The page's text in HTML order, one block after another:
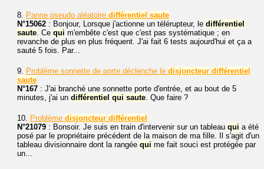
8. Panne pseudo aléatoire différentiel saute
N°15062 : Bonjour, Lorsque j'actionne un télérupteur, le différentiel
saute. Ce qui m'embête c'est que c'est pas systématique ; en
revanche de plus en plus fréquent. J'ai fait 6 tests aujourd'hui et ça a
sauté 5 fois. Par...
9. Problème sonnette de porte déclenche le disjoncteur différentiel
saute
N°167 : J'ai branché une sonnette porte d'entrée, et au bout de 5
minutes, j'ai un différentiel qui saute. Que faire ?
10. Problème disjoncteur différentiel
N°21079 : Bonsoir. Je suis en train d'intervenir sur un tableau qui a été
posé par le propriétaire précédent de la maison de ma fille. Il s'agit d'un
tableau divisionnaire dont la rangée qui me fait souci est protégée par
un...